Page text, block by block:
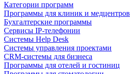
Категории программ
Программы для клиник и медцентров
Бухгалтерские программы
Сервисы IP-телефонии
Системы Help Desk
Системы управления проектами
CRM-системы для бизнеса
Программы для отелей и гостиниц